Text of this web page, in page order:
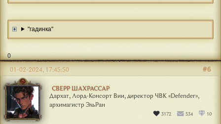
"гадинка"
0
СВЕРР ШАХРАССАР
Дархат, Лорд-Консорт Вии, директор ЧВК «Defender»,
архимагистр ЭльРан
3172 534 10
#6
01-02-2024, 17:45:50